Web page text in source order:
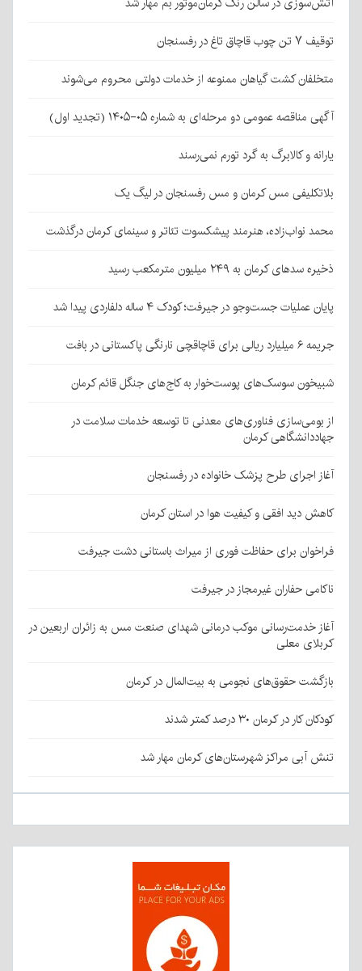
توقیف ۷ تن چوب قاچاق تاغ در رفسنجان
متخلفان کشت گیاهان ممنوعه از خدمات دولتی محروم می‌شوند
آگهی مناقصه عمومی دو مرحله‌ای به شماره ۰۵-۱۴۰۵ (تجدید اول)
یارانه و کالابرگ به گرد تورم نمی‌رسند
بلاتکلیفی مس کرمان و مس رفسنجان در لیگ یک
محمد نواب‌زاده، هنرمند پیشکسوت تئاتر و سینمای کرمان درگذشت
ذخیره سدهای کرمان به ۲۴۹ میلیون مترمکعب رسید
پایان عملیات جست‌وجو در جیرفت؛ کودک ۴ ساله دلفاردی پیدا شد
جریمه ۶ میلیارد ریالی برای قاچاقچی نارنگی پاکستانی در بافت
شبیخون سوسک‌های پوست‌خوار به کاج‌های جنگل قائم کرمان
از بومی‌سازی فناوری‌های معدنی تا توسعه خدمات سلامت در
جهاددانشگاهی کرمان
آغاز اجرای طرح پزشک خانواده در رفسنجان
کاهش دید افقی و کیفیت هوا در استان کرمان
فراخوان برای حفاظت فوری از میراث باستانی دشت جیرفت
ناکامی حفاران غیرمجاز در جیرفت
آغاز خدمت‌رسانی موکب درمانی شهدای صنعت مس به زائران اربعین در
کربلای معلی
بازگشت حقوق‌های نجومی به بیت‌المال در کرمان
کودکان کار در کرمان ۳۰ درصد کمتر شدند
تنش آبی مراکز شهرستان‌های کرمان مهار شد